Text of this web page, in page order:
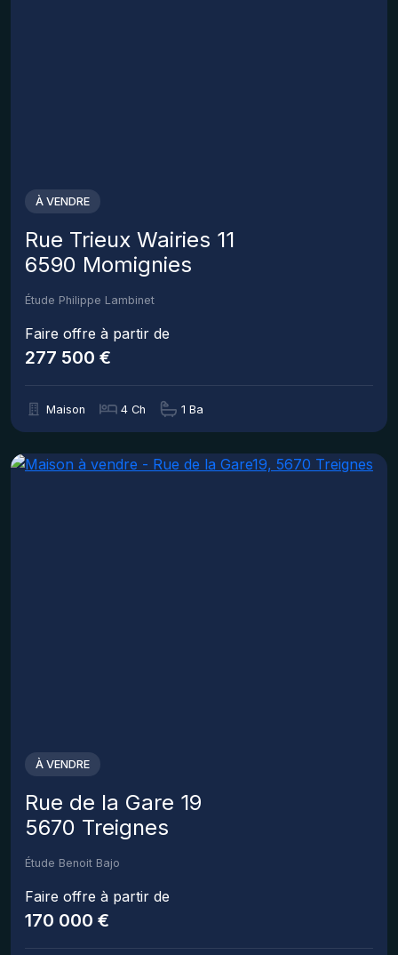
À VENDRE
Rue Trieux Wairies 11
6590 Momignies
Étude Philippe Lambinet
Faire offre à partir de
277 500 €
Maison 4 Ch 1 Ba
À VENDRE
Rue de la Gare 19
5670 Treignes
Étude Benoit Bajo
Faire offre à partir de
170 000 €